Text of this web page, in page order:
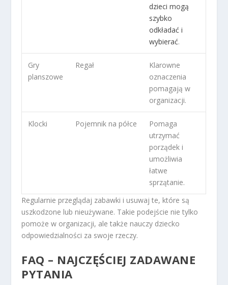
dzieci mogą
szybko
odkładać i
wybierać.
Gry
planszowe
Regał
Klarowne
oznaczenia
pomagają w
organizacji.
Klocki Pojemnik na półce
Pomaga
utrzymać
porządek i
umożliwia
łatwe
sprzątanie.
Regularnie przeglądaj zabawki i usuwaj te, które są
uszkodzone lub nieużywane. Takie podejście nie tylko
pomoże w organizacji, ale także nauczy dziecko
odpowiedzialności za swoje rzeczy.
FAQ – NAJCZĘŚCIEJ ZADAWANE
PYTANIA